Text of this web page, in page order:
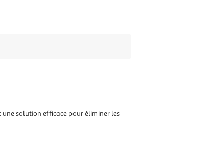
une solution efficace pour éliminer les